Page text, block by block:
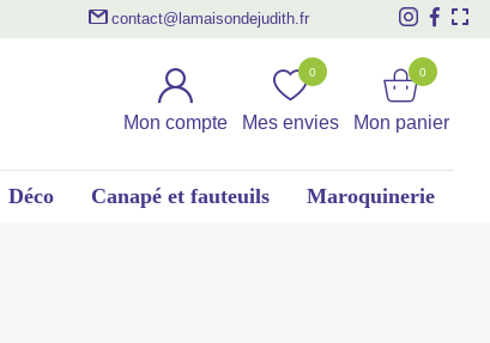
contact@lamaisondejudith.fr
Mon compte Mes envies
0
Mon panier
0
Déco Canapé et fauteuils Maroquinerie